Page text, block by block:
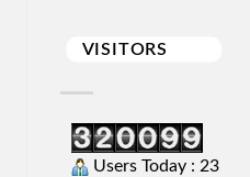
VISITORS
Users Today : 23